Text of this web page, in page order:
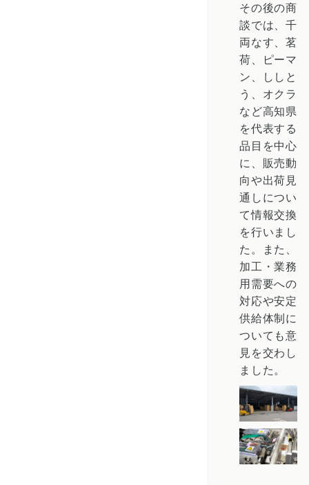
その後の商
談では、千
両なす、茗
荷、ピーマ
ン、ししと
う、オクラ
など高知県
を代表する
品目を中心
に、販売動
向や出荷見
通しについ
て情報交換
を行いまし
た。また、
加工・業務
用需要への
対応や安定
供給体制に
ついても意
見を交わし
ました。